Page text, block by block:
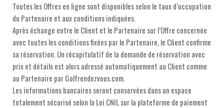
Toutes les Offres en ligne sont disponibles selon le taux d’occupation
du Partenaire et aux conditions indiquées.
Après échange entre le Client et le Partenaire sur l’Offre concernée
avec toutes les conditions fixées par le Partenaire, le Client confirme
sa réservation. Un récapitulatif de la demande de réservation avec
prix et détails est alors adressé automatiquement au Client comme
au Partenaire par Golfrendezvous.com.
Les informations bancaires seront conservées dans un espace
totalement sécurisé selon la Loi CNIL sur la plateforme de paiement